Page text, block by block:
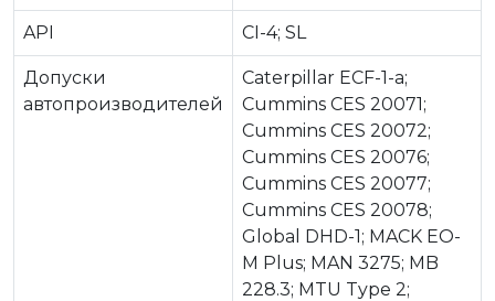
API CI-4; SL
Допуски
автопроизводителей
Caterpillar ECF-1-a;
Cummins CES 20071;
Cummins CES 20072;
Cummins CES 20076;
Cummins CES 20077;
Cummins CES 20078;
Global DHD-1; MACK EO-
M Plus; MAN 3275; MB
228.3; MTU Type 2;